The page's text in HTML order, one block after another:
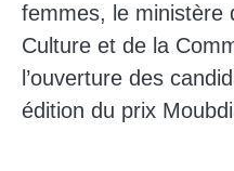
femmes, le ministère
Culture et de la
l’ouverture des
édition du prix